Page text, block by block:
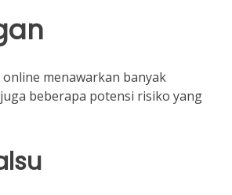
menawarkan banyak
beberapa potensi risiko yang